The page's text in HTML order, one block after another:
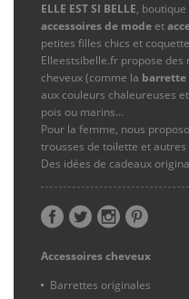
ELLE EST SI BELLE,
accessoires de mode et
petites filles chics et
Elleestsibelle.fr propose des
cheveux (comme la barrette
aux couleurs chaleureuses
pois ou marins…
Pour la femme, nous
trousses de toilette et autres
Des idées de cadeaux
Accessoires cheveux
Barrettes originales